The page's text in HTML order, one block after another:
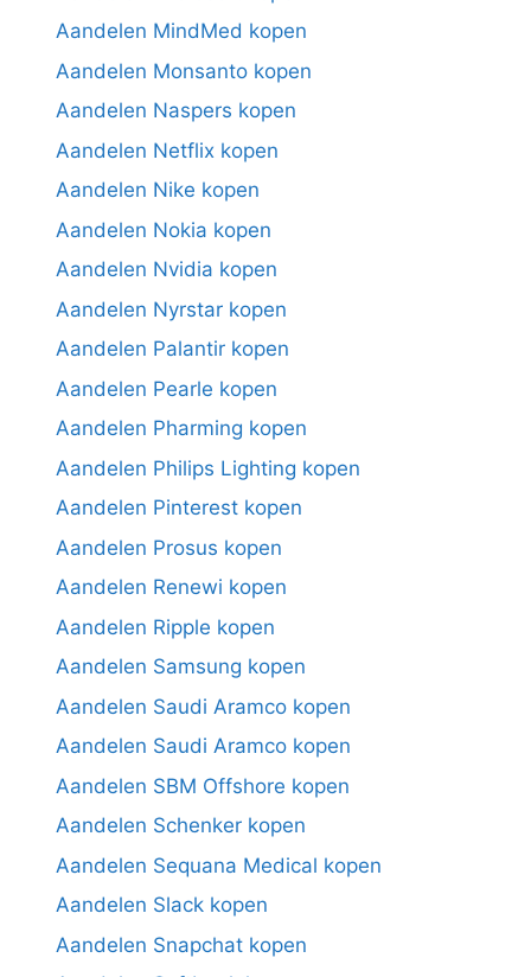
Aandelen MindMed kopen
Aandelen Monsanto kopen
Aandelen Naspers kopen
Aandelen Netflix kopen
Aandelen Nike kopen
Aandelen Nokia kopen
Aandelen Nvidia kopen
Aandelen Nyrstar kopen
Aandelen Palantir kopen
Aandelen Pearle kopen
Aandelen Pharming kopen
Aandelen Philips Lighting kopen
Aandelen Pinterest kopen
Aandelen Prosus kopen
Aandelen Renewi kopen
Aandelen Ripple kopen
Aandelen Samsung kopen
Aandelen Saudi Aramco kopen
Aandelen Saudi Aramco kopen
Aandelen SBM Offshore kopen
Aandelen Schenker kopen
Aandelen Sequana Medical kopen
Aandelen Slack kopen
Aandelen Snapchat kopen